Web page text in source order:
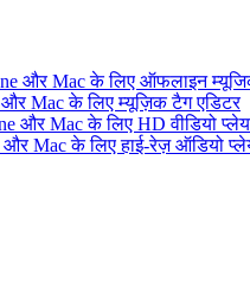
और Mac के लिए ऑफलाइन
Mac के लिए म्यूज़िक टैग एडिटर
और Mac के लिए HD वीडियो
Mac के लिए हाई-रेज़ ऑडियो